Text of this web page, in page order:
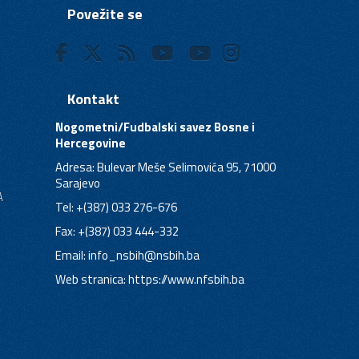
Povežite se
Kontakt
Nogometni/Fudbalski savez Bosne i
Hercegovine
Adresa: Bulevar Meše Selimovića 95, 71000
Sarajevo
Tel: +(387) 033 276-676
Fax: +(387) 033 444-332
Email:info_nsbih@nsbih.ba
Web stranica: https://www.nfsbih.ba